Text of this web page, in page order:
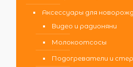
Аксессуары для
Видео и радионяни
Молокоотсосы
Подогреватели и